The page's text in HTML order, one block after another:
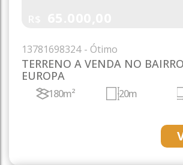
TERRENO A VENDA NO
EUROPA
13781698324
180m² 20m